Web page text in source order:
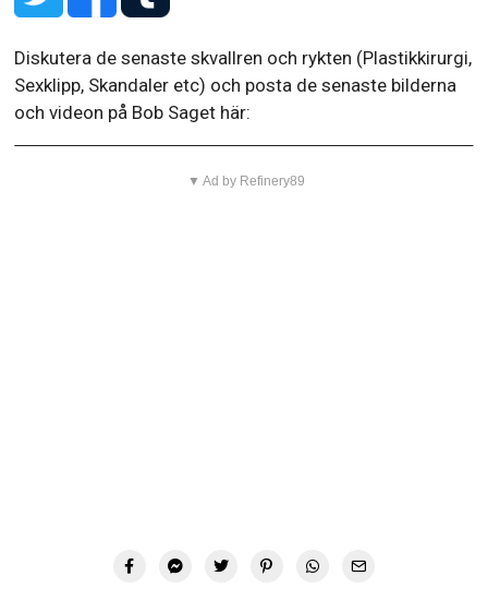
Diskutera de senaste skvallren och rykten (Plastikkirurgi,
Sexklipp, Skandaler etc) och posta de senaste bilderna
och videon på Bob Saget här:
▼ Ad by Refinery89